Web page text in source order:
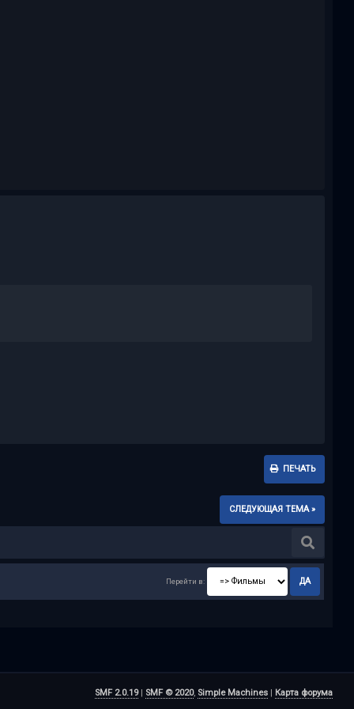
ПЕЧАТЬ
СЛЕДУЮЩАЯ ТЕМА »
Перейти в:
SMF 2.0.19| SMF © 2020, Simple Machines | Карта форума